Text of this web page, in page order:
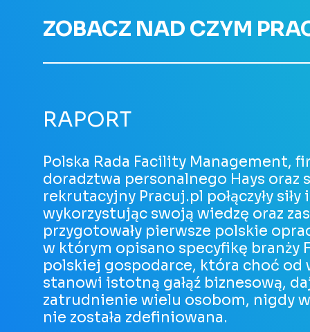
ZOBACZ NAD CZYM
RAPORT
Polska Rada Facility Management,
doradztwa personalnego Hays oraz
rekrutacyjny Pracuj.pl połączyły siły i
wykorzystując swoją wiedzę oraz
przygotowały pierwsze polskie
w którym opisano specyfikę branży
polskiej gospodarce, która choć od
stanowi istotną gałąź biznesową,
zatrudnienie wielu osobom, nigdy
nie została zdefiniowana.